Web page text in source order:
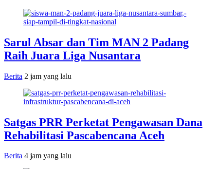
Sarul Absar dan Tim MAN 2 Padang
Raih Juara Liga Nusantara
Berita 2 jam yang lalu
Satgas PRR Perketat Pengawasan Dana
Rehabilitasi Pascabencana Aceh
Berita 4 jam yang lalu